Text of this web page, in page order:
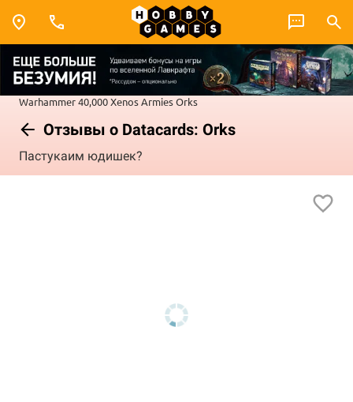
Warhammer 40,000Xenos ArmiesOrks
Отзывы о Datacards: Orks
Пастукаим юдишек?